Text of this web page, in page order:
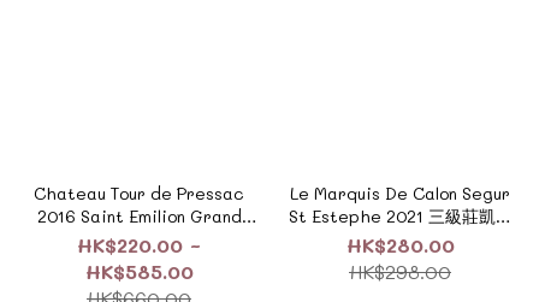
Chateau Tour de Pressac
2016 Saint Emilion Grand
Cru《F447》
HK$220.00 ~
HK$585.00
Le Marquis De Calon Segur
St Estephe 2021 三級莊凱隆
世家副牌 《ZTF024B》
HK$280.00
HK$298.00